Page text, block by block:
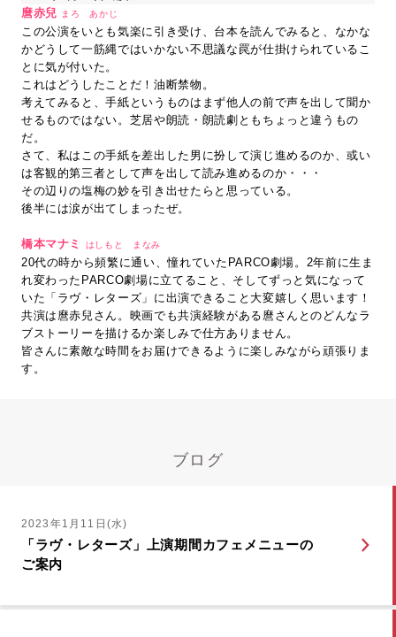
麿赤兒
まろ あかじ
この公演をいとも気楽に引き受け、台本を読んでみると、なかな
かどうして一筋縄ではいかない不思議な罠が仕掛けられているこ
とに気が付いた。
これはどうしたことだ！油断禁物。
考えてみると、手紙というものはまず他人の前で声を出して聞か
せるものではない。芝居や朗読・朗読劇ともちょっと違うもの
だ。
さて、私はこの手紙を差出した男に扮して演じ進めるのか、或い
は客観的第三者として声を出して読み進めるのか・・・
その辺りの塩梅の妙を引き出せたらと思っている。
後半には涙が出てしまったぜ。
橋本マナミ はしもと まなみ
20代の時から頻繁に通い、憧れていたPARCO劇場。2年前に生ま
れ変わったPARCO劇場に立てること、そしてずっと気になって
いた「ラヴ・レターズ」に出演できること大変嬉しく思います！
共演は麿赤兒さん。映画でも共演経験がある麿さんとのどんなラ
ブストーリーを描けるか楽しみで仕方ありません。
皆さんに素敵な時間をお届けできるように楽しみながら頑張りま
す。
ブログ
2023年1月11日(水)
「ラヴ・レターズ」上演期間カフェメニューの
ご案内